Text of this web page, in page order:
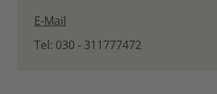
E-Mail
Tel: 030 - 311777472